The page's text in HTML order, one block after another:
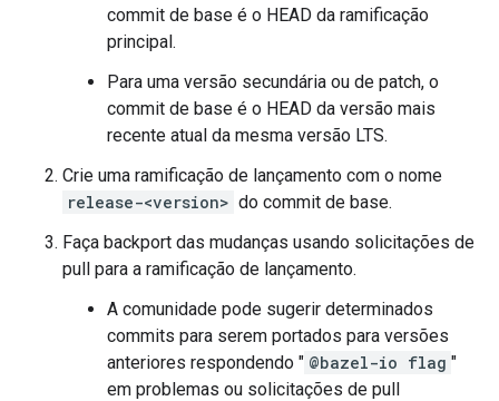
commit de base é o HEAD da ramificação
principal.
Para uma versão secundária ou de patch, o
commit de base é o HEAD da versão mais
recente atual da mesma versão LTS.
Crie uma ramificação de lançamento com o nome
release-<version> do commit de base.
Faça backport das mudanças usando solicitações de
pull para a ramificação de lançamento.
A comunidade pode sugerir determinados
commits para serem portados para versões
anteriores respondendo " @bazel-io flag "
em problemas ou solicitações de pull